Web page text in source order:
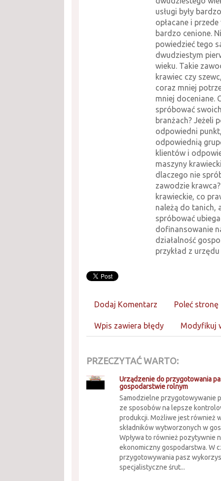
usługi były
opłacane i
bardzo cenione.
powiedzieć tego
dwudziestym
wieku. Takie
krawiec czy
coraz mniej
mniej doceniane.
spróbować
branżach? Jeżeli
odpowiedni
odpowiednią
klientów i
maszyny
dlaczego nie
zawodzie
krawieckie, co
należą do tanich,
spróbować
dofinansowanie
działalność
przykład z
Dodaj Komentarz Poleć stronę
Wpis zawiera błędy Modyfikuj
PRZECZYTAĆ WARTO:
Urządzenie do przygotowania
gospodarstwie rolnym
Samodzielne przygotowywanie
ze sposobów na lepsze
produkcji. Możliwe jest również
składników wytworzonych w
Wpływa to również pozytywnie
ekonomiczny gospodarstwa. W
przygotowywania pasz
specjalistyczne śrut...